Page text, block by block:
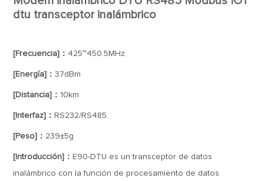
dtu transceptor inalámbrico
[Frecuencia]： 425~450.5MHz
[Energía]：37dBm
[Distancia]： 10km
[Interfaz]： RS232/RS485
[Peso]： 239±5g
[Introducción]： E90-DTU es un transceptor de datos
inalámbrico con la función de procesamiento de datos